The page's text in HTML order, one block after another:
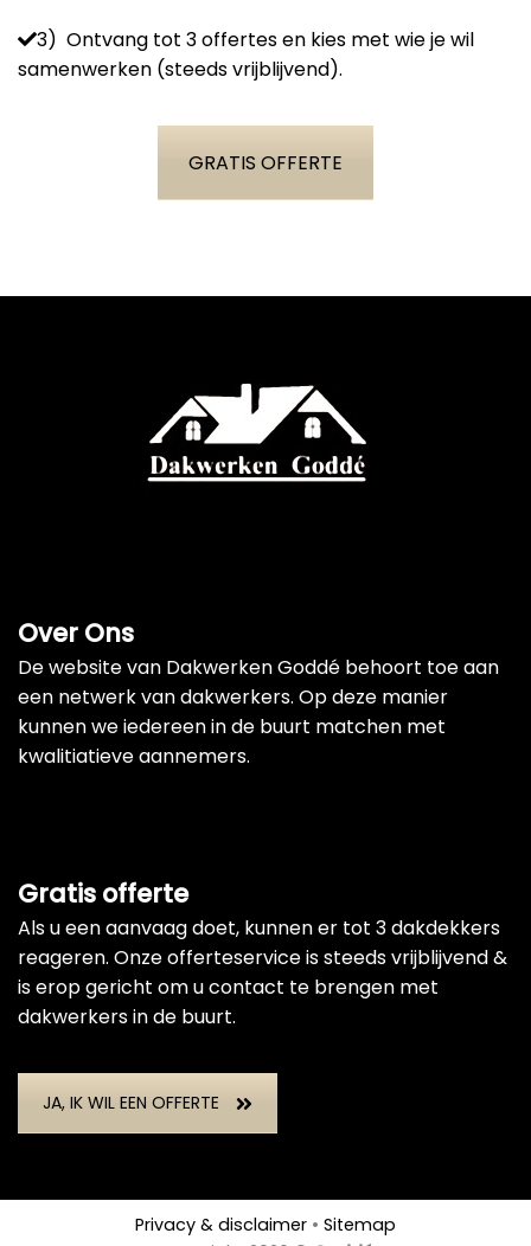
3) Ontvang tot 3 offertes en kies met wie je wil
samenwerken (steeds vrijblijvend).
GRATIS OFFERTE
Over Ons
De website van Dakwerken Goddé behoort toe aan
een netwerk van dakwerkers. Op deze manier
kunnen we iedereen in de buurt matchen met
kwalitiatieve aannemers.
Gratis offerte
Als u een aanvaag doet, kunnen er tot 3 dakdekkers
reageren. Onze offerteservice is steeds vrijblijvend &
is erop gericht om u contact te brengen met
dakwerkers in de buurt.
JA, IK WIL EEN OFFERTE
Privacy & disclaimer • Sitemap